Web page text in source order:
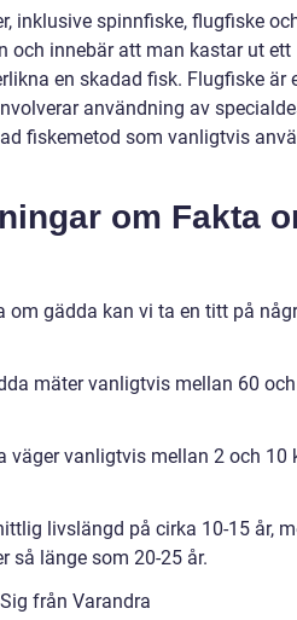
inklusive spinnfiske, flugfiske
och innebär att man kastar ut ett
en skadad fisk. Flugfiske är
användning av
fiskemetod som vanligtvis
om Fakta
om gädda kan vi ta en titt på
mäter vanligtvis mellan 60
vanligtvis mellan 2 och 10
livslängd på cirka 10-15 år,
så länge som 20-25 år.
från Varandra